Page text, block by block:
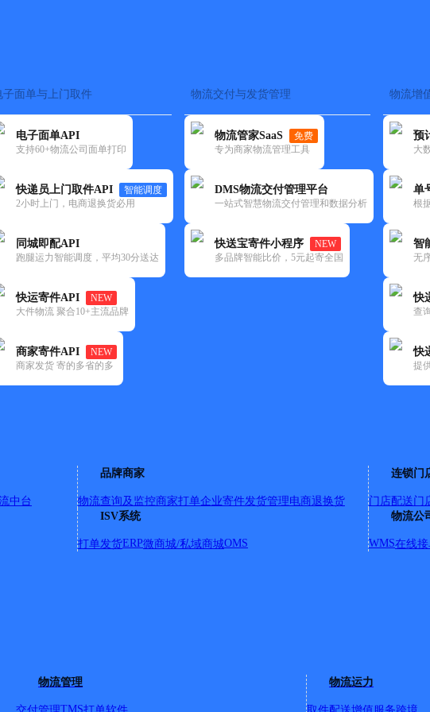
子面单与上门取件
电子面单API
支持60+物流公司面单打印
快递员上门取件API
智能调度
2小时上门，电商退换货必用
同城即配API
跑腿运力智能调度，平均30分送达
快运寄件API
NEW
大件物流 聚合10+主流品牌
商家寄件API
NEW
商家发货 寄的多省的多
物流交付与发货管理
物流管家SaaS
免费
专为商家物流管理工具
DMS物流交付管理平台
一站式智慧物流交付管理和数据分析
快送宝寄件小程序
NEW
多品牌智能比价，5元起寄全国
物流增
预
大
单
根
智
无
快
查
快
提
中台
品牌商家
物流查询及监控商家打单企业寄件发货管理电商退换货
连锁门
门店配送门
ISV系统
打单发货ERP微商城/私域商城OMS
物流公
WMS在线
物流管理
TMS
物流运力
NEW
安县 ✕ 清空已选
化街，后街，县河，迎宾路，岭南路，河滨路，永安路，教场路，文卫路